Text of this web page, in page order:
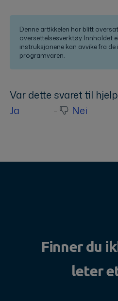
Denne artikkelen har blitt
oversettelsesverktøy. Innholdet
instruksjonene kan avvike fra
programvaren.
Var dette svaret til
Ja
Nei
Finner du
leter